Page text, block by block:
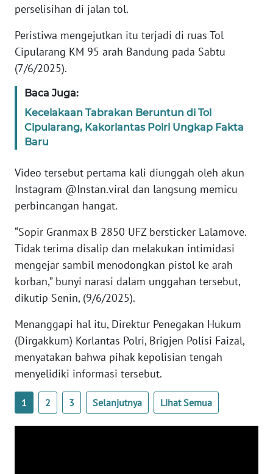
perselisihan di jalan tol.
Peristiwa mengejutkan itu terjadi di ruas Tol
Cipularang KM 95 arah Bandung pada Sabtu
(7/6/2025).
Baca Juga:
Kecelakaan Tabrakan Beruntun di Tol
Cipularang, Kakorlantas Polri Ungkap Fakta
Baru
Video tersebut pertama kali diunggah oleh akun
Instagram @Instan.viral dan langsung memicu
perbincangan hangat.
“Sopir Granmax B 2850 UFZ bersticker Lalamove.
Tidak terima disalip dan melakukan intimidasi
mengejar sambil menodongkan pistol ke arah
korban,” bunyi narasi dalam unggahan tersebut,
dikutip Senin, (9/6/2025).
Menanggapi hal itu, Direktur Penegakan Hukum
(Dirgakkum) Korlantas Polri, Brigjen Polisi Faizal,
menyatakan bahwa pihak kepolisian tengah
menyelidiki informasi tersebut.
1 2 3 Selanjutnya Lihat Semua
News
Regional
WN
SUMUT
WN
JAKARTA
JABAR
WN
WN
NTT
WN
WN
PAPUA
WN
PAPUA
BARAT